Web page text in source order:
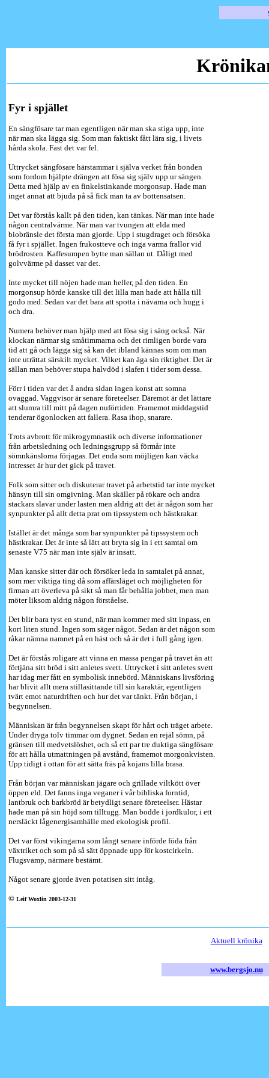
Fyr i spjället
En sängfösare tar man egentligen när man ska stiga upp, inte
när man ska lägga sig. Som man faktiskt fått lära sig, i livets
hårda skola. Fast det var fel.
Uttrycket sängfösare härstammar i själva verket från bonden
som fordom hjälpte drängen att fösa sig själv upp ur sängen.
Detta med hjälp av en finkelstinkande morgonsup. Hade man
inget annat att bjuda på så fick man ta av bottensatsen.
Det var förstås kallt på den tiden, kan tänkas. När man inte hade
någon centralvärme. När man var tvungen att elda med
biobränsle det första man gjorde. Upp i stugdraget och försöka
få fyr i spjället. Ingen frukostteve och inga varma frallor vid
brödrosten. Kaffesumpen bytte man sällan ut. Dåligt med
golvvärme på dasset var det.
Inte mycket till nöjen hade man heller, på den tiden. En
morgonsup hörde kanske till det lilla man hade att hålla till
godo med. Sedan var det bara att spotta i nävarna och hugg i
och dra.
Numera behöver man hjälp med att fösa sig i säng också. När
klockan närmar sig småtimmarna och det rimligen borde vara
tid att gå och lägga sig så kan det ibland kännas som om man
inte uträttat särskilt mycket. Vilket kan äga sin riktighet. Det är
sällan man behöver stupa halvdöd i slafen i tider som dessa.
Förr i tiden var det å andra sidan ingen konst att somna
ovaggad. Vaggvisor är senare företeelser. Däremot är det lättare
att slumra till mitt på dagen nuförtiden. Framemot middagstid
tenderar ögonlocken att fallera. Rasa ihop, snarare.
Trots avbrott för mikrogymnastik och diverse informationer
från arbetsledning och ledningsgrupp så förmår inte
sömnkänslorna förjagas. Det enda som möjligen kan väcka
intresset är hur det gick på travet.
Folk som sitter och diskuterar travet på arbetstid tar inte mycket
hänsyn till sin omgivning. Man skäller på rökare och andra
stackars slavar under lasten men aldrig att det är någon som har
synpunkter på allt detta prat om tipssystem och hästkrakar.
Istället är det många som har synpunkter på tipssystem och
hästkrakar. Det är inte så lätt att bryta sig in i ett samtal om
senaste V75 när man inte själv är insatt.
Man kanske sitter där och försöker leda in samtalet på annat,
som mer viktiga ting då som affärsläget och möjligheten för
firman att överleva på sikt så man får behålla jobbet, men man
möter liksom aldrig någon förståelse.
Det blir bara tyst en stund, när man kommer med sitt inpass, en
kort liten stund. Ingen som säger något. Sedan är det någon som
råkar nämna namnet på en häst och så är det i full gång igen.
Det är förstås roligare att vinna en massa pengar på travet än att
förtjäna sitt bröd i sitt anletes svett. Uttrycket i sitt anletes svett
har idag mer fått en symbolisk innebörd. Människans livsföring
har blivit allt mera stillasittande till sin karaktär, egentligen
tvärt emot naturdriften och hur det var tänkt. Från början, i
begynnelsen.
Människan är från begynnelsen skapt för hårt och träget arbete.
Under dryga tolv timmar om dygnet. Sedan en rejäl sömn, på
gränsen till medvetslöshet, och så ett par tre duktiga sängfösare
för att hålla utmattningen på avstånd, framemot morgonkvisten.
Upp tidigt i ottan för att sätta fräs på kojans lilla brasa.
Från början var människan jägare och grillade viltkött över
öppen eld. Det fanns inga veganer i vår bibliska forntid,
lantbruk och barkbröd är betydligt senare företeelser. Hästar
hade man på sin höjd som tilltugg. Man bodde i jordkulor, i ett
nersläckt lågenergisamhälle med ekologisk profil.
Det var först vikingarna som långt senare införde föda från
växtriket och som på så sätt öppnade upp för kostcirkeln.
Flugsvamp, närmare bestämt.
Något senare gjorde även potatisen sitt intåg.
© Leif Woxlin 2003-12-31
Aktuell krönika
www.bergsjo.nu